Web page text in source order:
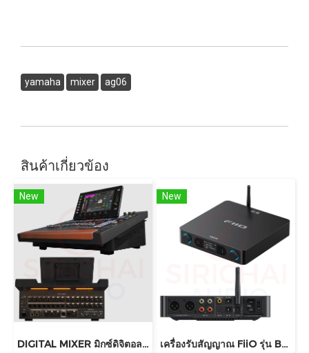
yamaha mixer ag06
สินค้าเกี่ยวข้อง
New
DIGITAL MIXER มิกซ์ดิจิตอล Behringer รุ่น WING COMPACT
New
เครื่องรับสัญญาณ FiiO รุ่น BR15 R2R